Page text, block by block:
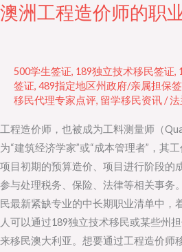
澳洲工程造价师的职
500学生签证, 189独立技术移民签证,
签证, 489指定地区州政府/亲属担保
移民代理专家点评, 留学移民资讯/法
工程造价师，也被成为工料测量师（
为“建筑经济学家”或“成本管理者”，其
项目初期的预算造价、项目进行阶段的
参与处理税务、保险、法律等相关事务
民最新紧缺专业的中长期职业清单中，
人可以通过189独立技术移民或某些州
来移民澳大利亚。想要通过工程造价师
澳
评